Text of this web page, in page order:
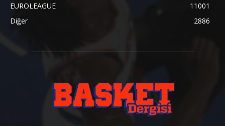
EUROLEAGUE
11001
Diğer
2886